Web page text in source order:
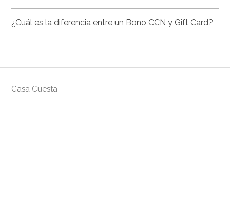
¿Cuál es la diferencia entre un Bono CCN y Gift Card?
Casa Cuesta